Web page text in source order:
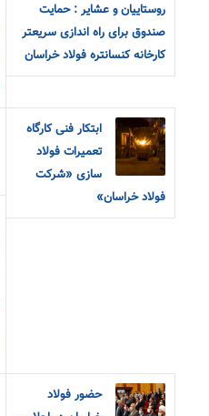
روستاییان و عشایر : حمایت
صندوق برای راه اندازی سریعتر
کارخانه کنسانتره فولاد خراسان
ابتکار فنی کارگاه
تعمیرات فولاد
سازی «شرکت
فولاد خراسان»
حضور فولاد